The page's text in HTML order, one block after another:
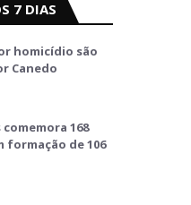
7 DIAS
homicídio são
Canedo
168
formação de 106